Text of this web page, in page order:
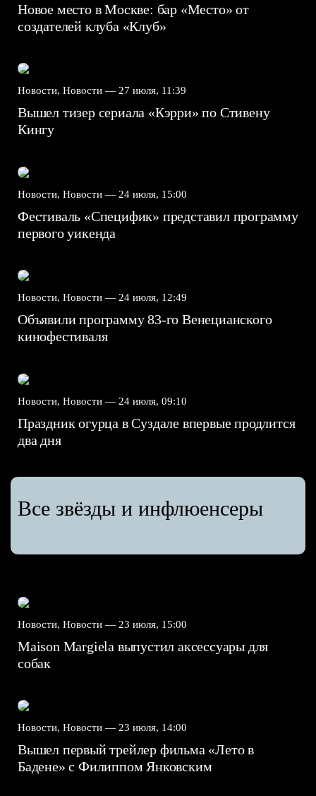
Новое место в Москве: бар «Место» от
создателей клуба «Клуб»
Новости, Новости — 27 июля, 11:39
Вышел тизер сериала «Кэрри» по Стивену
Кингу
Новости, Новости — 24 июля, 15:00
Фестиваль «Специфик» представил программу
первого уикенда
Новости, Новости — 24 июля, 12:49
Объявили программу 83-го Венецианского
кинофестиваля
Новости, Новости — 24 июля, 09:10
Праздник огурца в Суздале впервые продлится
два дня
Все звёзды и инфлюенсеры
Новости, Новости — 23 июля, 15:00
Maison Margiela выпустил аксессуары для
собак
Новости, Новости — 23 июля, 14:00
Вышел первый трейлер фильма «Лето в
Бадене» с Филиппом Янковским